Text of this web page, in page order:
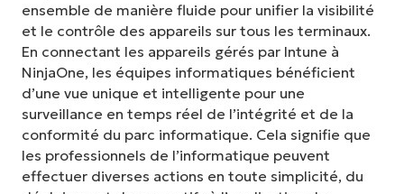
ensemble de manière fluide pour unifier la visibilité
et le contrôle des appareils sur tous les terminaux.
En connectant les appareils gérés par Intune à
NinjaOne, les équipes informatiques bénéficient
d’une vue unique et intelligente pour une
surveillance en temps réel de l’intégrité et de la
conformité du parc informatique. Cela signifie que
les professionnels de l’informatique peuvent
effectuer diverses actions en toute simplicité, du